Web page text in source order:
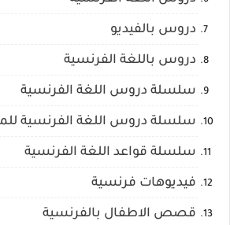
دروس بالفيديو
دروس باللغة الفرنسية
سلسلة دروس اللغة الفرنسية
سلسلة دروس اللغة الفرنسية
سلسلة قواعد اللغة الفرنسية
فيديوهات فرنسية
قصص الاطفال بالفرنسية